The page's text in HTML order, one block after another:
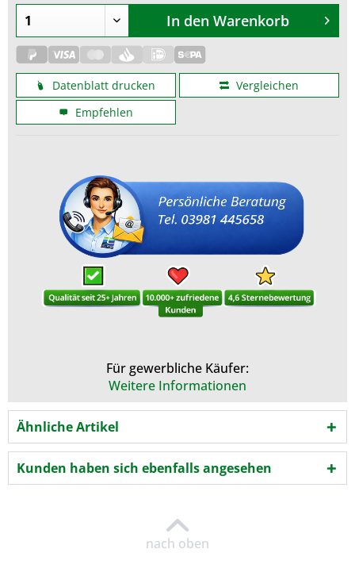
In den Warenkorb
Datenblatt drucken
Vergleichen
Empfehlen
Für gewerbliche Käufer:
Weitere Informationen
Ähnliche Artikel
Kunden haben sich ebenfalls angesehen
nach oben